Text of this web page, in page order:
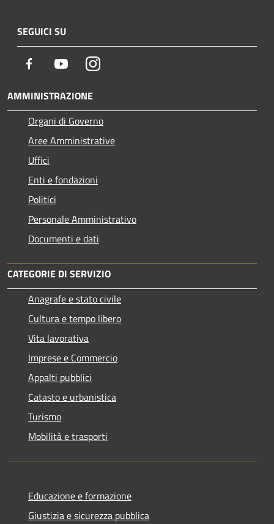
SEGUICI SU
Facebook YoutubeInstagram
AMMINISTRAZIONE
Organi di Governo
Aree Amministrative
Uffici
Enti e fondazioni
Politici
Personale Amministrativo
Documenti e dati
CATEGORIE DI SERVIZIO
Anagrafe e stato civile
Cultura e tempo libero
Vita lavorativa
Imprese e Commercio
Appalti pubblici
Catasto e urbanistica
Turismo
Mobilità e trasporti
Educazione e formazione
Giustizia e sicurezza pubblica